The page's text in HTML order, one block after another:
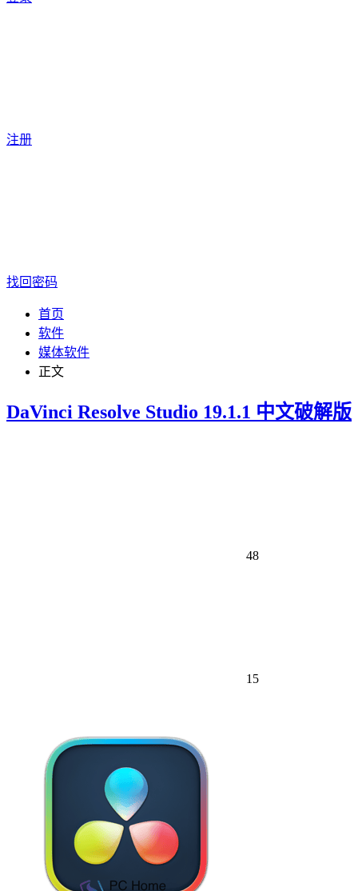
注册
找回密码
首页
软件
媒体软件
正文
DaVinci Resolve Studio 19.1.1 中文破解版
48
15